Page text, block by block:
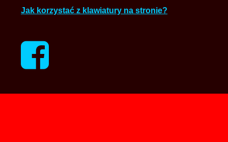
Jak korzystać z klawiatury na stronie?